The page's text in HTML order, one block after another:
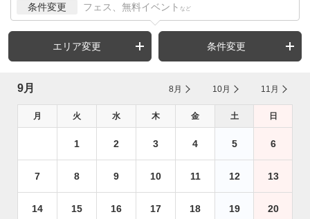
条件変更 フェス、無料イベント など
エリア変更 条件変更
9月 8月 10月 11月
月 火 水 木 金 土 日
1 2 3 4 5 6
7 8 9 10 11 12 13
14 15 16 17 18 19 20